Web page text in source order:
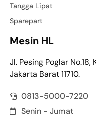
Tangga Lipat
Sparepart
Mesin HL
Jl. Pesing Poglar
Jakarta Barat 11710.
0813-5000-7220
Senin - Jumat